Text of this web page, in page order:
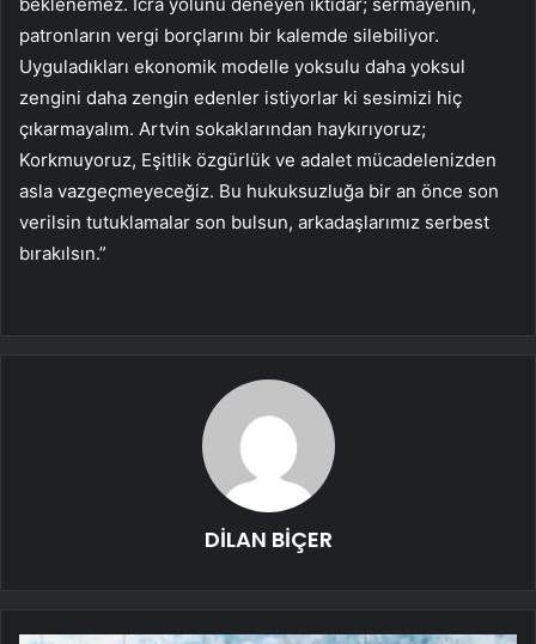
patronların vergi borçlarını bir kalemde silebiliyor.
Uyguladıkları ekonomik modelle yoksulu daha yoksul
zengini daha zengin edenler istiyorlar ki sesimizi hiç
çıkarmayalım. Artvin sokaklarından haykırıyoruz;
Korkmuyoruz, Eşitlik özgürlük ve adalet mücadelenizden
asla vazgeçmeyeceğiz. Bu hukuksuzluğa bir an önce son
verilsin tutuklamalar son bulsun, arkadaşlarımız serbest
bırakılsın.”
DİLAN BİÇER